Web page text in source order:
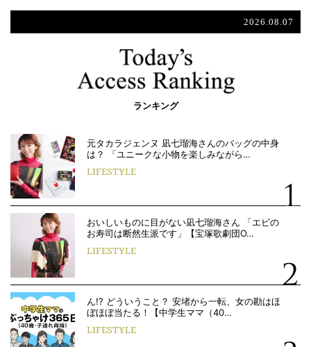
2026.08.07
ランキング
元タカラジェンヌ 凪七瑠海さんのバッグの中身
は？ 「ユニークな小物を楽しみながら…
LIFESTYLE
おいしいものに目がない凪七瑠海さん 「エビの
お寿司は断然生派です」【宝塚歌劇団O…
LIFESTYLE
ん!? どういうこと？ 安堵から一転、女の勘はほ
ぼほぼ当たる！【中学生ママ（40…
LIFESTYLE